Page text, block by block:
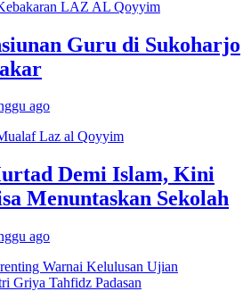
Guru di Sukoharjo
ago
Demi Islam, Kini
Menuntaskan Sekolah
ago